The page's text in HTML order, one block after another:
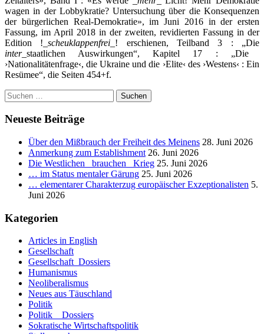
wagen in der Lobbykratie? Untersuchung über die Konsequenzen
der bürgerlichen Real-Demokratie», im Juni 2016 in der ersten
Fassung, im April 2018 in der zweiten, revidierten Fassung in der
Edition !_scheuklappenfrei _! erschienen, Teilband 3 : „Die
inter_ staatlichen Auswirkungen“, Kapitel 17 : „Die
›Nationalitätenfrage‹, die Ukraine und die ›Elite‹ des ›Westens‹ : Ein
Resümee“, die Seiten 454+f.
Suchen
nach:
Neueste Beiträge
Über den Mißbrauch der Freiheit des Meinens 28. Juni 2026
Anmerkung zum Establishment 26. Juni 2026
Die Westlichen _brauchen_ Krieg 25. Juni 2026
… im Status mentaler Gärung 25. Juni 2026
… elementarer Charakterzug europäischer Exzeptionalisten 5.
Juni 2026
Kategorien
Articles in English
Gesellschaft
Gesellschaft_Dossiers
Humanismus
Neoliberalismus
Neues aus Täuschland
Politik
Politik _ Dossiers
Sokratische Wirtschaftspolitik